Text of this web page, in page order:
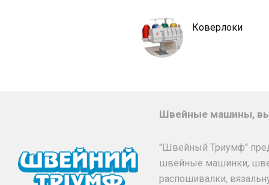
Коверлоки
Швейные машины,
"Швейный Триумф"
швейные машинки,
распошивалки,